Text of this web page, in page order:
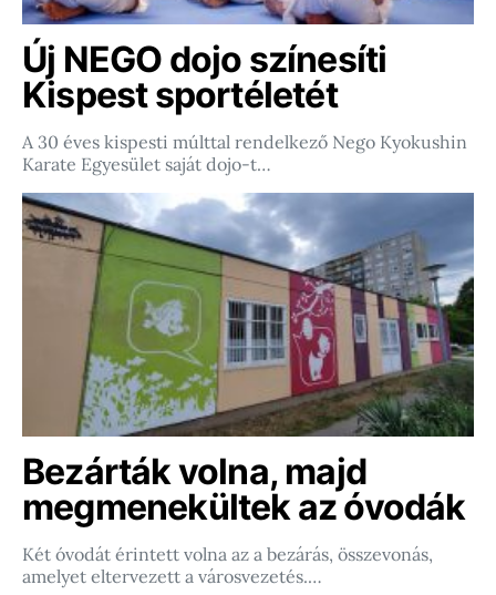
Új NEGO dojo színesíti
Kispest sportéletét
A 30 éves kispesti múlttal rendelkező Nego Kyokushin
Karate Egyesület saját dojo-t…
Bezárták volna, majd
megmenekültek az óvodák
Két óvodát érintett volna az a bezárás, összevonás,
amelyet eltervezett a városvezetés.…